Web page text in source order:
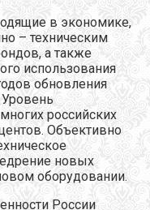
в экономике,
– техническим
а также
использования
обновления
Уровень
российских
Объективно
новых
оборудовании.
России